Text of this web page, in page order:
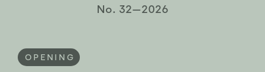
No. 32—2026
OPENING